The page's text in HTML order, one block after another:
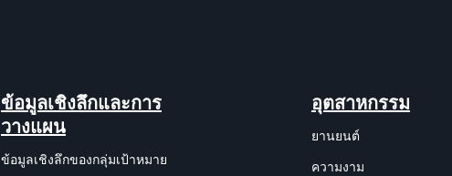
ข้อมูลเชิงลึกและการ
วางแผน
ข้อมูลเชิงลึกของกลุ่มเป้าหมาย
อุตสาหกรรม
ยานยนต์
ความงาม